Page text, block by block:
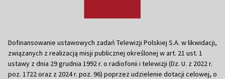
Dofinansowanie ustawowych zadań Telewizji Polskiej S.A. w likwidacji,
związanych z realizacją misji publicznej określonej w art. 21 ust. 1
ustawy z dnia 29 grudnia 1992 r. o radiofonii i telewizji (Dz. U. z 2022 r.
poz. 1722 oraz z 2024 r. poz. 96) poprzez udzielenie dotacji celowej, o